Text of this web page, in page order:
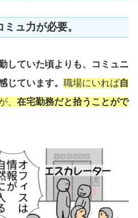
ュ力が必要。
していた頃よりも、コミュニ
じています。 職場にいれば自
、 在宅勤務だと拾うことがで